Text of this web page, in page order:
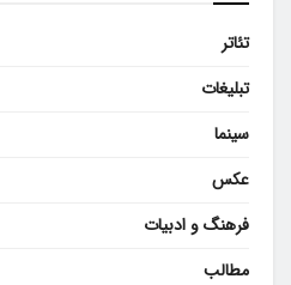
تئاتر
تبلیغات
سینما
عکس
فرهنگ و ادبیات
مطالب